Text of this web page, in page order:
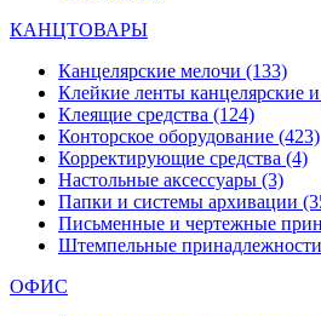
КАНЦТОВАРЫ
Канцелярские мелочи (133)
Клейкие ленты канцелярские
Клеящие средства (124)
Конторское оборудование (423)
Корректирующие средства (4)
Настольные аксессуары (3)
Папки и системы архивации
Письменные и чертежные
Штемпельные принадлежности
ОФИС